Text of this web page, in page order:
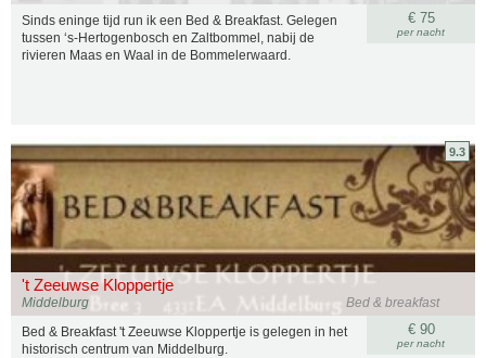
€ 75
per nacht
Sinds eninge tijd run ik een Bed & Breakfast. Gelegen
tussen ‘s-Hertogenbosch en Zaltbommel, nabij de
rivieren Maas en Waal in de Bommelerwaard.
't Zeeuwse Kloppertje
Bed & breakfast
Middelburg
9.3
€ 90
per nacht
Bed & Breakfast 't Zeeuwse Kloppertje is gelegen in het
historisch centrum van Middelburg.